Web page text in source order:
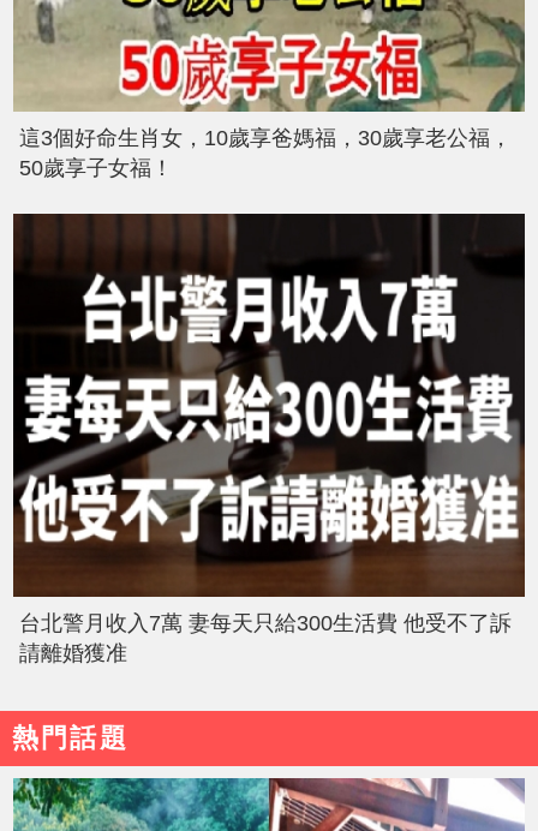
這3個好命生肖女，10歲享爸媽福，30歲享老公福，
50歲享子女福！
台北警月收入7萬 妻每天只給300生活費 他受不了訴
請離婚獲准
熱門話題